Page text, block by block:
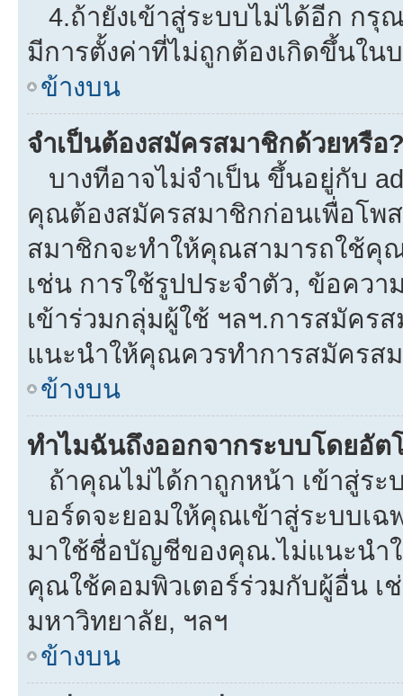
4.ถ้ายังเข้าสู่ระบบไม่ได้อีก กรุ
มีการตั้งค่าที่ไม่ถูกต้องเกิดขึ้นใน
ข้างบน
จำเป็นต้องสมัครสมาชิกด้วยหรือ
บางทีอาจไม่จำเป็น ขึ้นอยู่กับ
คุณต้องสมัครสมาชิกก่อนเพื่อโพ
สมาชิกจะทำให้คุณสามารถใช้คุ
เช่น การใช้รูปประจำตัว, ข้อคว
เข้าร่วมกลุ่มผู้ใช้ ฯลฯ.การสมัคร
แนะนำให้คุณควรทำการสมัครส
ข้างบน
ทำไมฉันถึงออกจากระบบโดยอัต
ถ้าคุณไม่ได้กาถูกหน้า เข้าสู่ระ
บอร์ดจะยอมให้คุณเข้าสู่ระบบเ
มาใช้ชื่อบัญชีของคุณ.ไม่แนะนำ
คุณใช้คอมพิวเตอร์ร่วมกับผู้อื่น เ
มหาวิทยาลัย, ฯลฯ
ข้างบน